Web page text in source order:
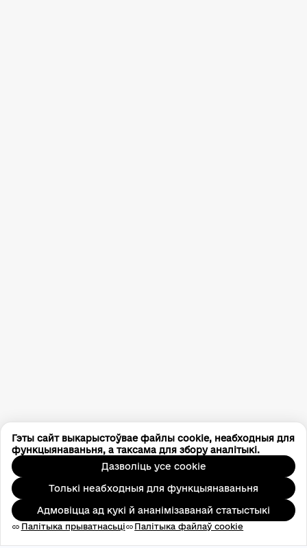
Гэты сайт выкарыстоўвае файлы cookie, неабходныя для
функцыянаваньня, а таксама для збору аналітыкі.
Дазволіць усе cookie
Толькі неабходныя для функцыянаваньня
Адмовіцца ад кукі й ананімізаванай статыстыкі
link Палітыка прыватнасьціlink Палітыка файлаў cookie